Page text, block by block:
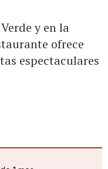
y en la
ofrece
espectaculares